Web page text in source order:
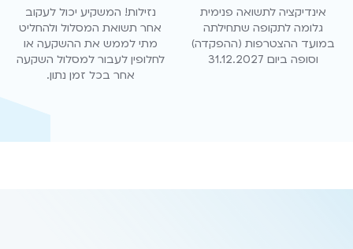
אינדיקציה לתשואה פנימית
גלומה לתקופה שתחילתה
במועד ההצטרפות (ההפקדה)
וסופה ביום 31.12.2027
נזילות! המשקיע יכול לעקוב
אחר תשואת המסלול ולהחליט
מתי לממש את ההשקעה או
לחלופין לעבור למסלול השקעה
אחר בכל זמן נתון.